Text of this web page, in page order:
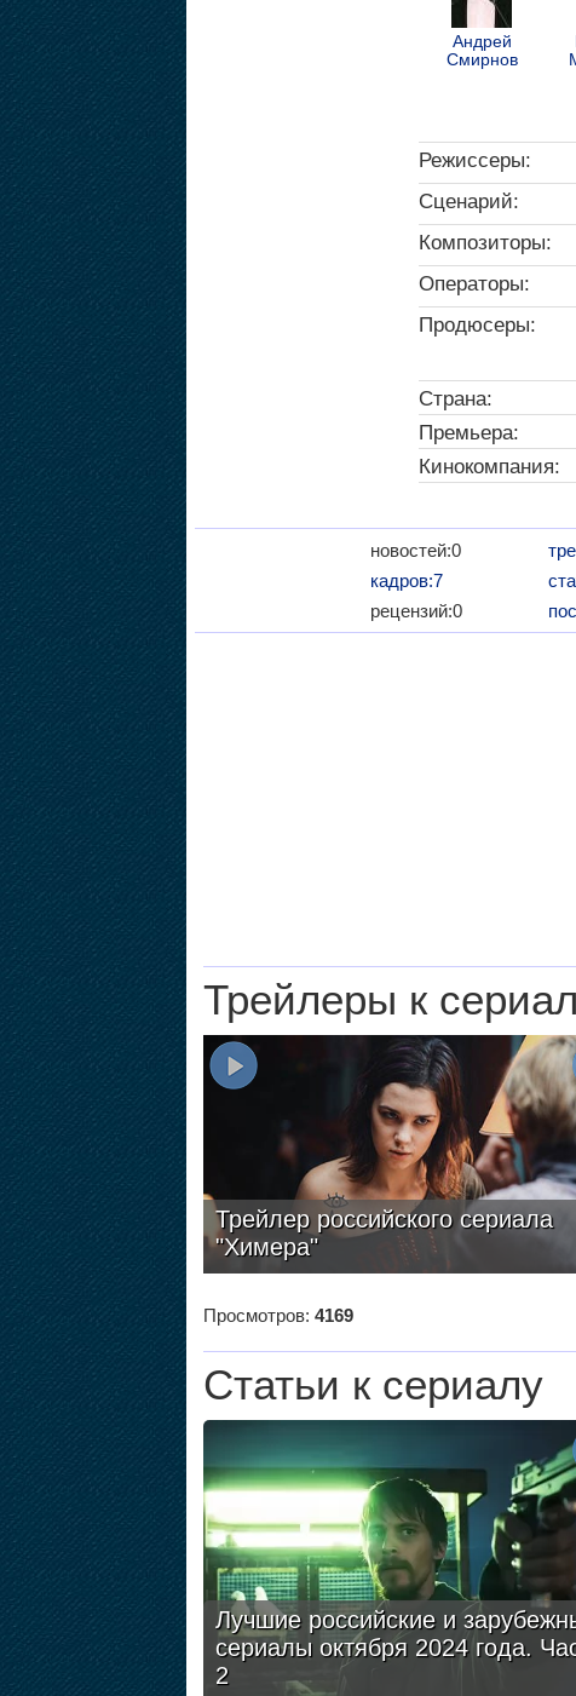
Андрей
Смирнов
Режиссеры:
Сценарий:
Композиторы:
Операторы:
Продюсеры:
Страна:
Премьера:
Кинокомпания:
новостей:0
кадров:7
рецензий:0
Трейлеры к
Трейлер российского сериала
"Химера"
Просмотров: 4169
Статьи к сериалу
Лучшие российские и
сериалы октября 2024 года.
2